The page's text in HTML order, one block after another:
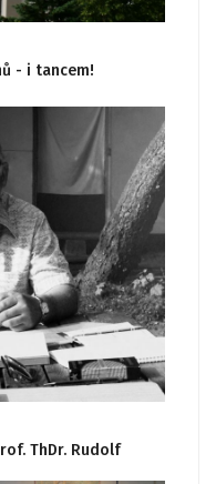
- i tancem!
ThDr. Rudolf